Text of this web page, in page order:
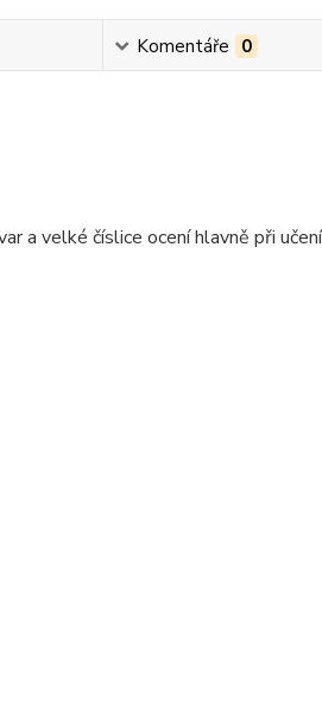
Komentáře 0
a velké číslice ocení hlavně při